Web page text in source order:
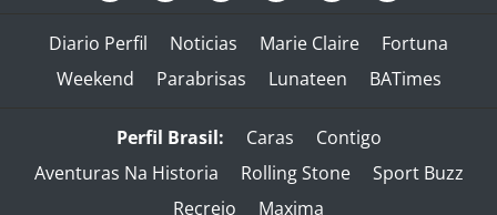
Diario Perfil Noticias Marie Claire
Fortuna
Weekend
Parabrisas Lunateen BATimes
Perfil Brasil: Caras
Contigo
Aventuras Na Historia
Rolling Stone
Sport Buzz
Recreio
Maxima